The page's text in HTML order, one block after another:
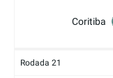
Coritiba
Rodada 21